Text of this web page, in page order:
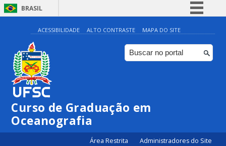
BRASIL
Simplifique!
Comunica BR
Participe
ACESSIBILIDADE ALTO CONTRASTE MAPA DO SITE
Curso de Graduação em
Oceanografia
Área Restrita Administradores do Site